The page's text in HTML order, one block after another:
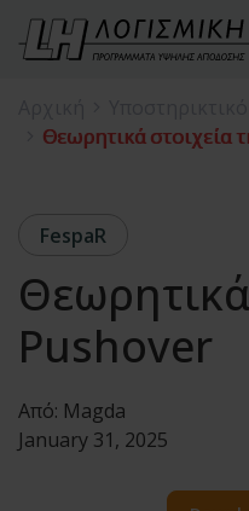
Θεωρητικά στοιχεία
FespaR
Pushover
Από: Magda
January 31, 2025